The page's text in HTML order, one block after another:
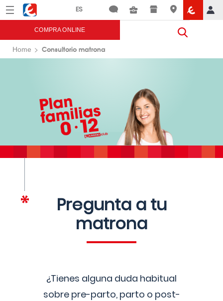
Menú Eroski
COMPRA ONLINE
Home Consultorio matrona
Pregunta a tu
matrona
¿Tienes alguna duda habitual
sobre pre-parto, parto o post-